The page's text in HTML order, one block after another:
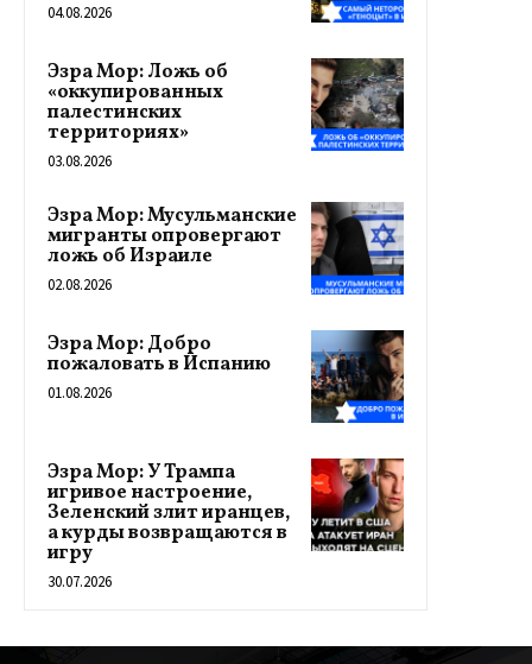
04.08.2026
Эзра Мор: Ложь об
«оккупированных
палестинских
территориях»
03.08.2026
Эзра Мор: Мусульманские
мигранты опровергают
ложь об Израиле
02.08.2026
Эзра Мор: Добро
пожаловать в Испанию
01.08.2026
Эзра Мор: У Трампа
игривое настроение,
Зеленский злит иранцев,
а курды возвращаются в
игру
30.07.2026